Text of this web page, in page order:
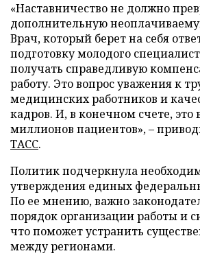
«Наставничество не должно
дополнительную
Врач, который берет на себя
подготовку молодого
получать справедливую
работу. Это вопрос уважения к
медицинских работников и
кадров. И, в конечном счете, это
миллионов пациентов», –
ТАСС.
Политик подчеркнула
утверждения единых
По ее мнению, важно
порядок организации работы и
что поможет устранить
между регионами.